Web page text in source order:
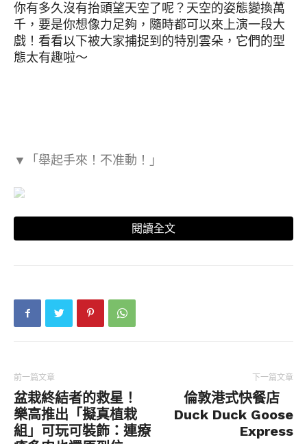
你有多久沒有抬頭望天空了呢？天空的姿態變換萬
千，要是你想像力足夠，隨時都可以來上演一段大
戲！看看以下被大家捕捉到的特別雲朵，它們的型
態太有趣啦～
▼「舉起手來！不准動！」
▼它正在肖想一根胡蘿蔔。
閱讀全文
前一篇文章
盆栽終結者的救星！
樂高推出「擬真植栽
組」可玩可裝飾：連療
下一篇文章
倫敦港式快餐店
Duck Duck Goose
Express